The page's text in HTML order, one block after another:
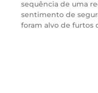
sequência de uma
sentimento de
foram alvo de furtos